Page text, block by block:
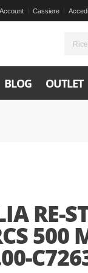
Cassiere Accedi
BLOG OUTLET
RE-
500